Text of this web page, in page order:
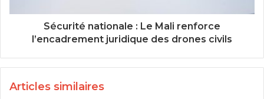
Sécurité nationale : Le Mali renforce
l’encadrement juridique des drones civils
Articles similaires